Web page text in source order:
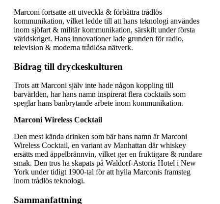
Marconi fortsatte att utveckla & förbättra trådlös
kommunikation, vilket ledde till att hans teknologi användes
inom sjöfart & militär kommunikation, särskilt under första
världskriget. Hans innovationer lade grunden för radio,
television & moderna trådlösa nätverk.
Bidrag till dryckeskulturen
Trots att Marconi själv inte hade någon koppling till
barvärlden, har hans namn inspirerat flera cocktails som
speglar hans banbrytande arbete inom kommunikation.
Marconi Wireless Cocktail
Den mest kända drinken som bär hans namn är Marconi
Wireless Cocktail, en variant av Manhattan där whiskey
ersätts med äppelbrännvin, vilket ger en fruktigare & rundare
smak. Den tros ha skapats på Waldorf-Astoria Hotel i New
York under tidigt 1900-tal för att hylla Marconis framsteg
inom trådlös teknologi.
Sammanfattning